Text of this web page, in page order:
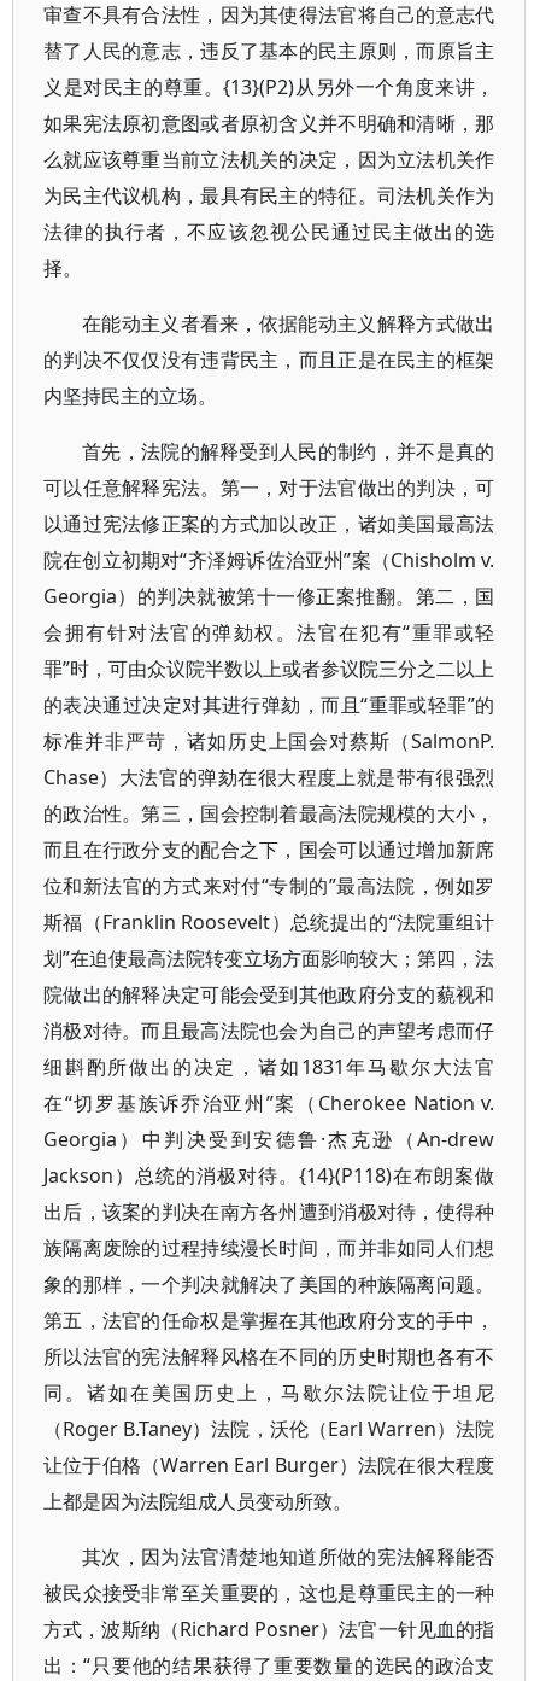
审查不具有合法性，因为其使得法官将自己的意志代
替了人民的意志，违反了基本的民主原则，而原旨主
义是对民主的尊重。{13}(P2)从另外一个角度来讲，
如果宪法原初意图或者原初含义并不明确和清晰，那
么就应该尊重当前立法机关的决定，因为立法机关作
为民主代议机构，最具有民主的特征。司法机关作为
法律的执行者，不应该忽视公民通过民主做出的选
择。
在能动主义者看来，依据能动主义解释方式做出
的判决不仅仅没有违背民主，而且正是在民主的框架
内坚持民主的立场。
首先，法院的解释受到人民的制约，并不是真的
可以任意解释宪法。第一，对于法官做出的判决，可
以通过宪法修正案的方式加以改正，诸如美国最高法
院在创立初期对“齐泽姆诉佐治亚州”案（Chisholm v.
Georgia）的判决就被第十一修正案推翻。第二，国
会拥有针对法官的弹劾权。法官在犯有“重罪或轻
罪”时，可由众议院半数以上或者参议院三分之二以上
的表决通过决定对其进行弹劾，而且“重罪或轻罪”的
标准并非严苛，诸如历史上国会对蔡斯（SalmonP.
Chase）大法官的弹劾在很大程度上就是带有很强烈
的政治性。第三，国会控制着最高法院规模的大小，
而且在行政分支的配合之下，国会可以通过增加新席
位和新法官的方式来对付“专制的”最高法院，例如罗
斯福（Franklin Roosevelt）总统提出的“法院重组计
划”在迫使最高法院转变立场方面影响较大；第四，法
院做出的解释决定可能会受到其他政府分支的藐视和
消极对待。而且最高法院也会为自己的声望考虑而仔
细斟酌所做出的决定，诸如1831年马歇尔大法官
在“切罗基族诉乔治亚州”案（Cherokee Nation v.
Georgia）中判决受到安德鲁·杰克逊（An-drew
Jackson）总统的消极对待。{14}(P118)在布朗案做
出后，该案的判决在南方各州遭到消极对待，使得种
族隔离废除的过程持续漫长时间，而并非如同人们想
象的那样，一个判决就解决了美国的种族隔离问题。
第五，法官的任命权是掌握在其他政府分支的手中，
所以法官的宪法解释风格在不同的历史时期也各有不
同。诸如在美国历史上，马歇尔法院让位于坦尼
（Roger B.Taney）法院，沃伦（Earl Warren）法院
让位于伯格（Warren Earl Burger）法院在很大程度
上都是因为法院组成人员变动所致。
其次，因为法官清楚地知道所做的宪法解释能否
被民众接受非常至关重要的，这也是尊重民主的一种
方式，波斯纳（Richard Posner）法官一针见血的指
出：“只要他的结果获得了重要数量的选民的政治支